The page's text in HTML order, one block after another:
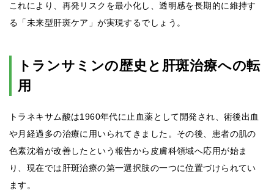
これにより、再発リスクを最小化し、透明感を長期的に維持す
る「未来型肝斑ケア」が実現するでしょう。
トランサミンの歴史と肝斑治療への転
用
トラネキサム酸は1960年代に止血薬として開発され、術後出血
や月経過多の治療に用いられてきました。その後、患者の肌の
色素沈着が改善したという報告から皮膚科領域へ応用が始ま
り、現在では肝斑治療の第一選択肢の一つに位置づけられてい
ます。